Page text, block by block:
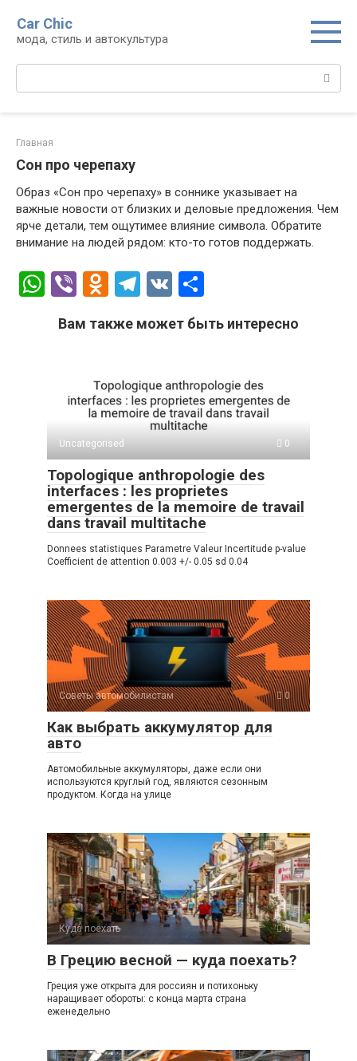
контенту
Car Chic
мода, стиль и автокультура
Поиск:
Главная
Сон про черепаху
Образ «Сон про черепаху» в соннике указывает на
важные новости от близких и деловые предложения. Чем
ярче детали, тем ощутимее влияние символа. Обратите
внимание на людей рядом: кто-то готов поддержать.
W
at
p
Vi
er
O
n
kl
a
ss
ni
ki
T
e
a
m
V
п
а
в
и
ть
Вам также может быть интересно
Uncategorised 0
Topologique anthropologie des
interfaces : les proprietes
emergentes de la memoire de travail
dans travail multitache
Donnees statistiques Parametre Valeur Incertitude p-value
Coefficient de attention 0.003 +/- 0.05 sd 0.04
Советы автомобилистам 0
Как выбрать аккумулятор для
авто
Автомобильные аккумуляторы, даже если они
используются круглый год, являются сезонным
продуктом. Когда на улице
Куда поехать 0
В Грецию весной — куда поехать?
Греция уже открыта для россиян и потихоньку
наращивает обороты: с конца марта страна
еженедельно